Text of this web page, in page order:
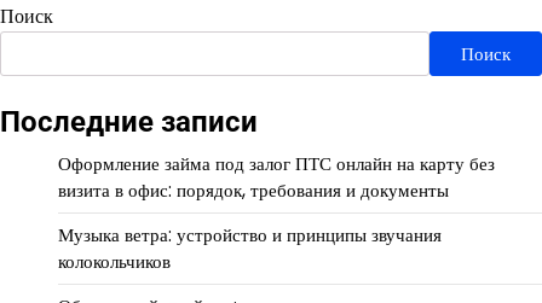
Поиск
Поиск
Последние записи
Оформление займа под залог ПТС онлайн на карту без
визита в офис: порядок, требования и документы
Музыка ветра: устройство и принципы звучания
колокольчиков